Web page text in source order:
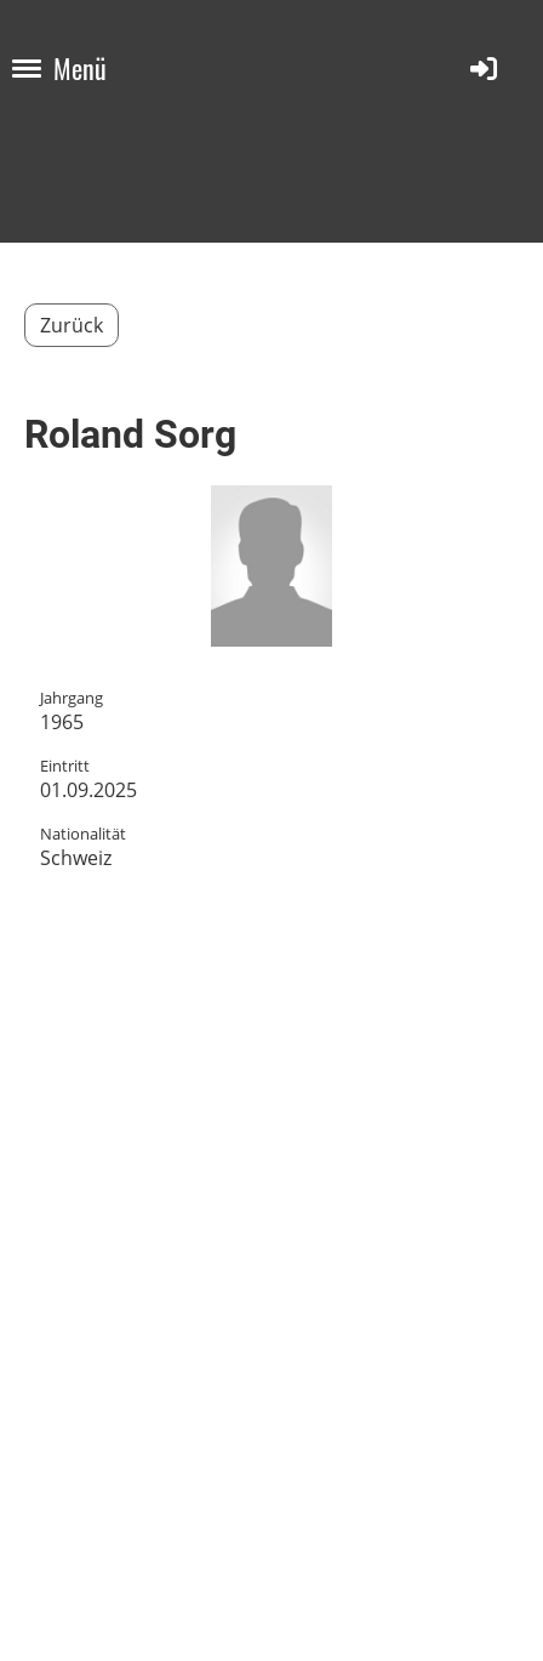
Menü
Zurück
Roland Sorg
Jahrgang
1965
Eintritt
01.09.2025
Nationalität
Schweiz